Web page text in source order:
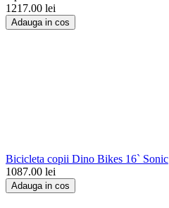
1217.00 lei
Adauga in cos
Bicicleta copii Dino Bikes 16` Sonic
1087.00 lei
Adauga in cos